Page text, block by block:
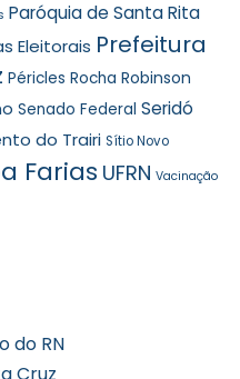
Paróquia de Santa Rita
Eleitorais Prefeitura
Péricles Rocha Robinson
Senado Federal Seridó
do Trairi Sítio Novo
Farias UFRN Vacinação
do RN